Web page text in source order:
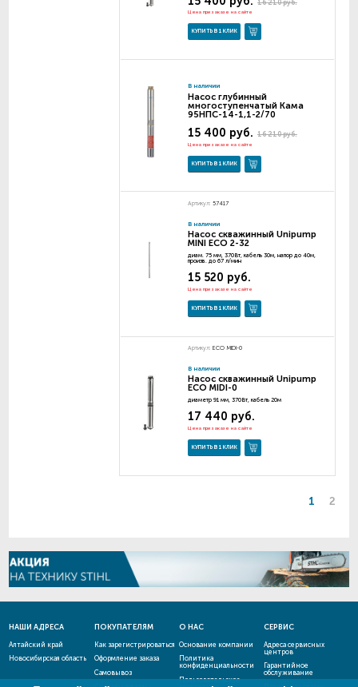
16 210 руб.
Цена при заказе на сайте
КУПИТЬ В 1 КЛИК
В наличии
Насос глубинный
многоступенчатый Кама
95НПС-14-1,1-2/70
16 210 руб.
15 400 руб.
Цена при заказе на сайте
КУПИТЬ В 1 КЛИК
Артикул: 57417
В наличии
Насос скважинный Unipump
MINI ECO 2-32
диам. 75 мм, 370Вт, кабель 30м, напор до 40м,
произв. до 67 л/мин
15 520 руб.
Цена при заказе на сайте
КУПИТЬ В 1 КЛИК
Артикул: ECO MIDI-0
В наличии
Насос скважинный Unipump
ECO MIDI-0
диаметр 91 мм, 370Вт, кабель 20м
17 440 руб.
Цена при заказе на сайте
КУПИТЬ В 1 КЛИК
1 2
НАШИ АДРЕСА
Алтайский край
Новосибирская область
ПОКУПАТЕЛЯМ
Как зарегистрироваться
Оформление заказа
Самовывоз
О НАС
Основание компании
Политика
конфиденциальности
Пользовательское
СЕРВИС
Адреса сервисных
центров
Гарантийное
обслуживание